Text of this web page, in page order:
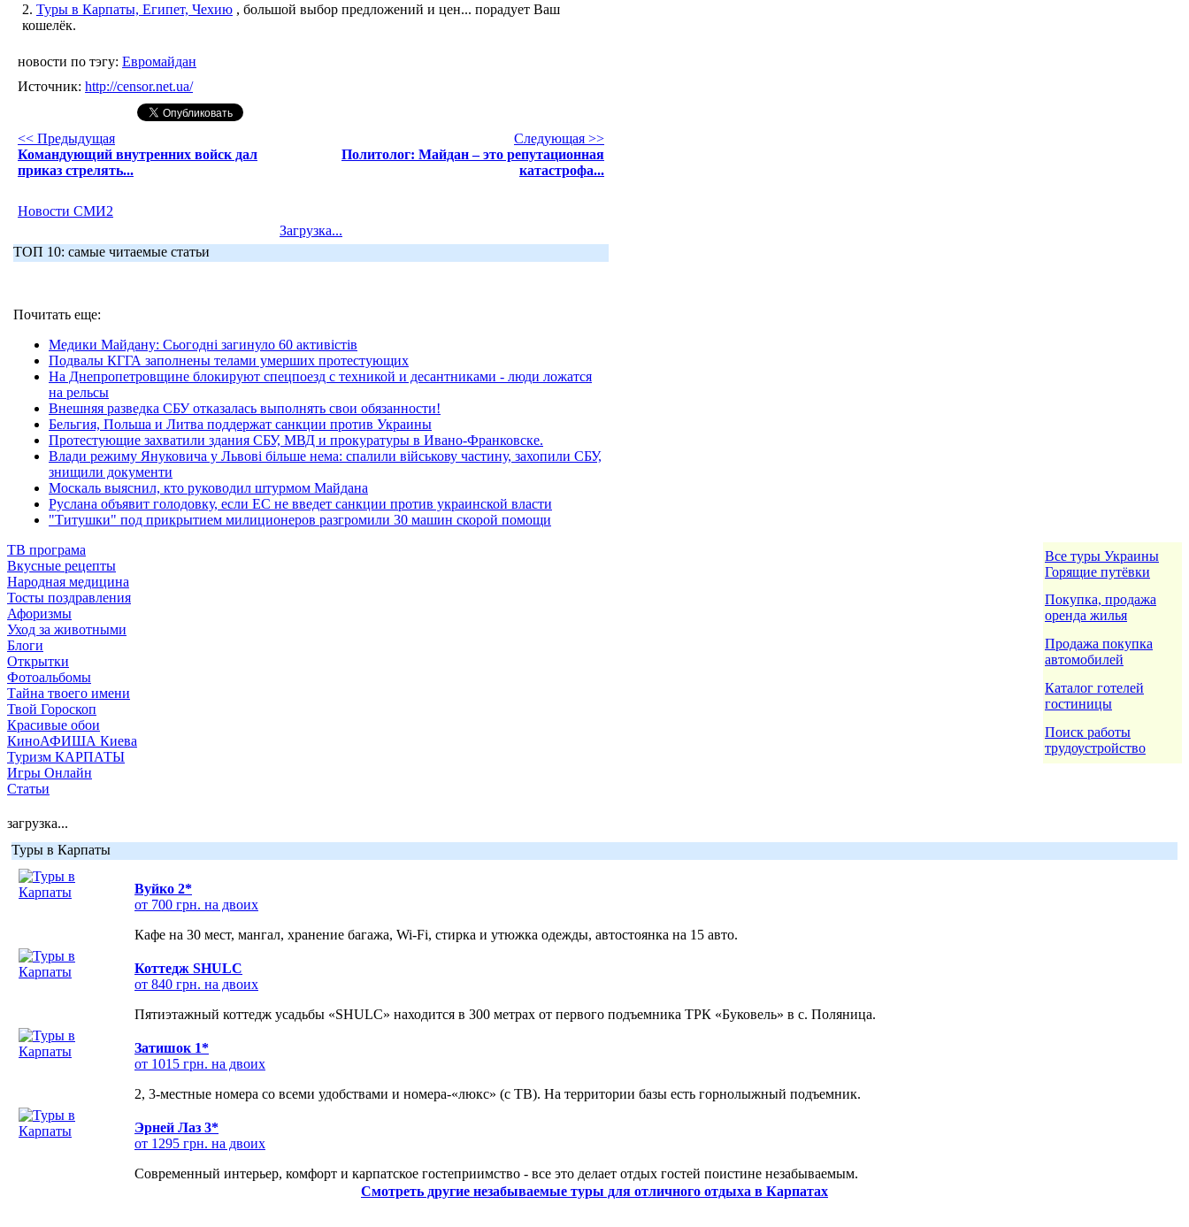
2. Туры в Карпаты, Египет, Чехию , большой выбор предложений и цен... порадует Ваш
кошелёк.
новости по тэгу: Евромайдан
Источник: http://censor.net.ua/
<< Предыдущая
Командующий внутренних войск дал
приказ стрелять...
Следующая >>
Политолог: Майдан – это репутационная
катастрофа...
Новости СМИ2
Загрузка...
ТОП 10: самые читаемые статьи
Почитать еще:
Медики Майдану: Сьогодні загинуло 60 активістів
Подвалы КГГА заполнены телами умерших протестующих
На Днепропетровщине блокируют спецпоезд с техникой и десантниками - люди ложатся
на рельсы
Внешняя разведка СБУ отказалась выполнять свои обязанности!
Бельгия, Польша и Литва поддержат санкции против Украины
Протестующие захватили здания СБУ, МВД и прокуратуры в Ивано-Франковске.
Влади режиму Януковича у Львові більше нема: спалили військову частину, захопили СБУ,
знищили документи
Москаль выяснил, кто руководил штурмом Майдана
Руслана объявит голодовку, если ЕС не введет санкции против украинской власти
"Титушки" под прикрытием милиционеров разгромили 30 машин скорой помощи
ТВ програма
Вкусные рецепты
Народная медицина
Тосты поздравления
Афоризмы
Уход за животными
Блоги
Открытки
Фотоальбомы
Тайна твоего имени
Твой Гороскоп
Красивые обои
КиноАФИША Киева
Туризм КАРПАТЫ
Игры Онлайн
Статьи
Все туры Украины
Горящие путёвки
Покупка, продажа
оренда жилья
Продажа покупка
автомобилей
Каталог готелей
гостиницы
Поиск работы
трудоустройство
загрузка...
Туры в Карпаты
Вуйко 2*
от 700 грн. на двоих
Кафе на 30 мест, мангал, хранение багажа, Wi-Fi, стирка и утюжка одежды, автостоянка на 15 авто.
Коттедж SHULC
от 840 грн. на двоих
Пятиэтажный коттедж усадьбы «SHULC» находится в 300 метрах от первого подъемника ТРК «Буковель» в с. Поляница.
Затишок 1*
от 1015 грн. на двоих
2, 3-местные номера со всеми удобствами и номера-«люкс» (с ТВ). На территории базы есть горнолыжный подъемник.
Эрней Лаз 3*
от 1295 грн. на двоих
Современный интерьер, комфорт и карпатское гостеприимство - все это делает отдых гостей поистине незабываемым.
Смотреть другие незабываемые туры для отличного отдыха в Карпатах